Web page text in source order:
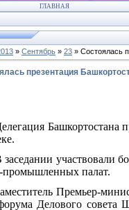
ГЛАВНАЯ
» Сентябрь » 23 » Состоялась
презентация
Башкортостана
заседании участвовали
промышленных палат.
Премьер-
Делового